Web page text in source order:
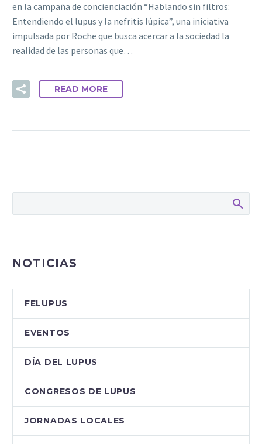
en la campaña de concienciación “Hablando sin filtros:
Entendiendo el lupus y la nefritis lúpica”, una iniciativa
impulsada por Roche que busca acercar a la sociedad la
realidad de las personas que…
READ MORE
NOTICIAS
FELUPUS
EVENTOS
DÍA DEL LUPUS
CONGRESOS DE LUPUS
JORNADAS LOCALES